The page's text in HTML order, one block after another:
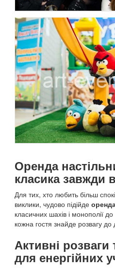
Оренда
класика завжди
Для тих, хто любить більш
виклики, чудово підійде
класичних шахів і монополії
кожна гостя знайде розвагу до
Активні розваги
для енергійних